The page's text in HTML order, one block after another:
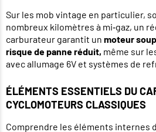
Sur les mob vintage en particulier,
nombreux kilomètres à mi‑gaz, un
carburateur garantit un moteur
risque de panne réduit, même sur
avec allumage 6V et systèmes de
ÉLÉMENTS ESSENTIELS DU
CYCLOMOTEURS CLASSIQUES
Comprendre les éléments internes